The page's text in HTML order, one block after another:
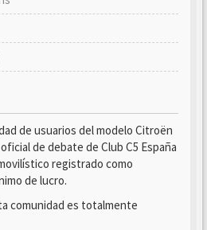
de usuarios del modelo Citroën
de debate de Club C5 España
registrado como
de lucro.
comunidad es totalmente